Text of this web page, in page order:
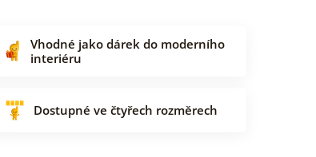
Vhodné jako dárek do moderního
interiéru
Dostupné ve čtyřech rozměrech